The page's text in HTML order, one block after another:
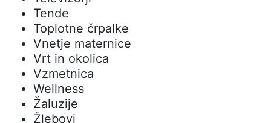
Tende
Toplotne črpalke
Vnetje maternice
Vrt in okolica
Vzmetnica
Wellness
Žaluzije
Žlebovi